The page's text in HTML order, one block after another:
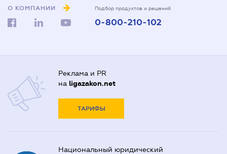
О КОМПАНИИ Подбор продуктов и решений
0-800-210-102
Реклама и PR
на ligazakon.net
ТАРИФЫ
Национальный юридический